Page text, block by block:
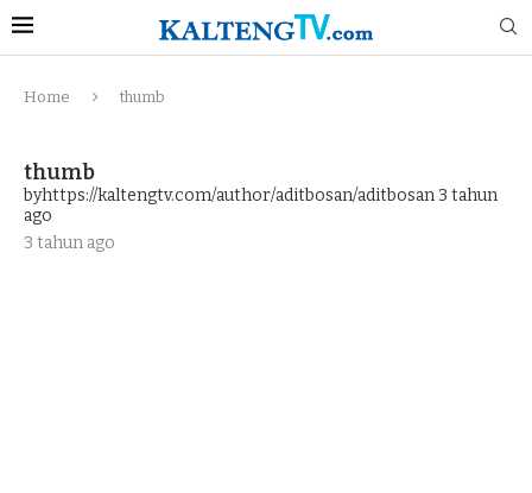
Home thumb
thumb
byhttps://kaltengtv.com/author/aditbosan/aditbosan3 tahun
ago
3 tahun ago